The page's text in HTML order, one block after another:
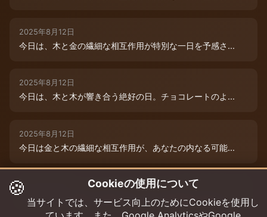
2025年8月12日
今日は、木と金の繊細な相互作用が特別な一日を予感さ...
2025年8月12日
今日は、木と木が響き合う絶好の日。チョコレートのよ...
2025年8月12日
今日は金と木の繊細な相互作用が、あなたの内なる可能...
2025年8月9日
今日は木と木が重なる特別な日。内なる創造性が高まり...
🍪 Cookieの使用について
当サイトでは、サービス向上のためにCookieを使用し